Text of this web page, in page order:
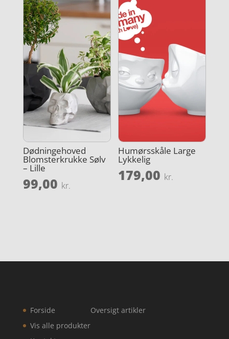
Dødningehoved
Blomsterkrukke Sølv
– Lille
99,00 kr.
Humørsskåle Large
Lykkelig
179,00 kr.
Forside
Vis alle produkter
Oversigt artikler